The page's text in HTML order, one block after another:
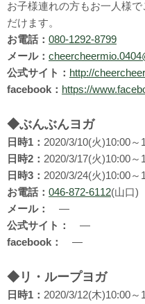
お子様連れの方もお一人様
だけます。
お電話： 080-1292-8799
メール：
公式サイト： http://
facebook： https://
◆ぶんぶんヨガ
日時1： 2020/3/10(火)10:00～
日時2： 2020/3/17(火)10:00～
日時3： 2020/3/24(火)10:00～
お電話： 046-872-6112(山口)
メール：
―
公式サイト：
―
facebook：
―
◆リ・ループヨガ
日時1： 2020/3/12(木)10:00～